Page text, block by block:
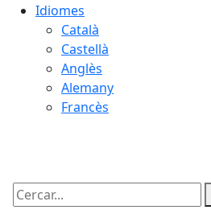
Idiomes
Català
Castellà
Anglès
Alemany
Francès
Cercar: